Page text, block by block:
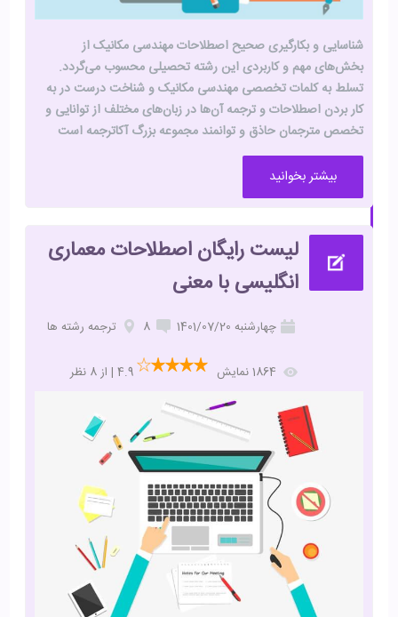
شناسایی و بکارگیری صحیح اصطلاحات مهندسی مکانیک از
بخش‌های مهم و کاربردی این رشته تحصیلی محسوب می‌گردد.
تسلط به کلمات تخصصی مهندسی مکانیک و شناخت درست در به
کار بردن اصطلاحات و ترجمه آن‌ها در زبان‌های مختلف از توانایی و
تخصص مترجمان حاذق و توانمند مجموعه بزرگ آکاترجمه است
بیشتر بخوانید
لیست رایگان اصطلاحات معماری
انگلیسی با معنی
چهارشنبه 1401/07/20 8 ترجمه رشته ها
1864 نمایش 4.9 | از 8 نظر